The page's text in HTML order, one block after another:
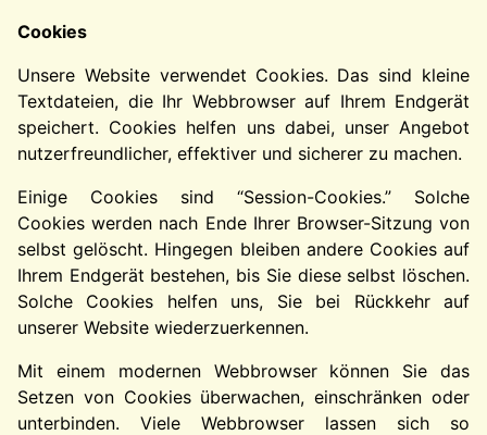
Cookies
Unsere Website verwendet Cookies. Das sind kleine
Textdateien, die Ihr Webbrowser auf Ihrem Endgerät
speichert. Cookies helfen uns dabei, unser Angebot
nutzerfreundlicher, effektiver und sicherer zu machen.
Einige Cookies sind “Session-Cookies.” Solche
Cookies werden nach Ende Ihrer Browser-Sitzung von
selbst gelöscht. Hingegen bleiben andere Cookies auf
Ihrem Endgerät bestehen, bis Sie diese selbst löschen.
Solche Cookies helfen uns, Sie bei Rückkehr auf
unserer Website wiederzuerkennen.
Mit einem modernen Webbrowser können Sie das
Setzen von Cookies überwachen, einschränken oder
unterbinden. Viele Webbrowser lassen sich so